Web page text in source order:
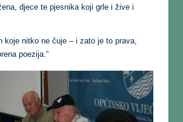
djece te pjesnika koji grle i žive i
koje nitko ne čuje – i zato je to prava,
poezija.“